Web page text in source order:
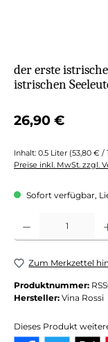
der erste
istrischen
Regulärer Preis:
26,90 €
Inhalt: 0.5 Liter (53,80 € /
Preise inkl. MwSt. zzgl.
Sofort verfügbar,
Produkt Anzahl: Gib
Zum Merkzettel
Produktnummer:
Hersteller: Vina Rossi
Dieses Produkt